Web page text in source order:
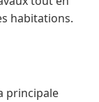
habitations.
principale